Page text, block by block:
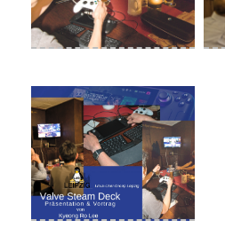
Lug l vortrag steam deck 1
Lug l vortrag steam deck 3